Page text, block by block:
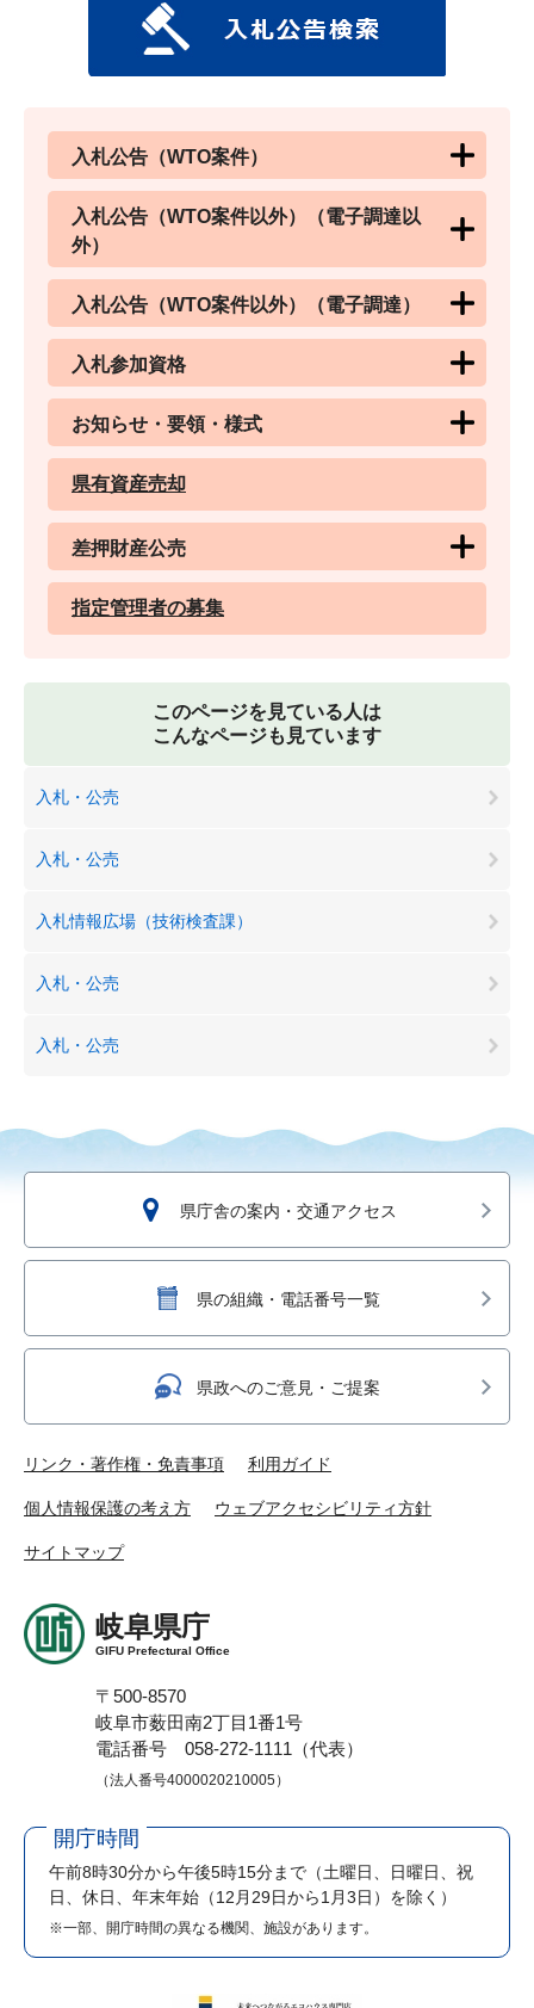
入札公告（WTO案件）
入札公告（WTO案件以外）（電子調達以
外）
入札公告（WTO案件以外）（電子調達）
入札参加資格
お知らせ・要領・様式
県有資産売却
差押財産公売
指定管理者の募集
このページを見ている人は
こんなページも見ています
入札・公売
入札・公売
入札情報広場（技術検査課）
入札・公売
入札・公売
県庁舎の案内・交通アクセス
県の組織・電話番号一覧
県政へのご意見・ご提案
リンク・著作権・免責事項 利用ガイド
個人情報保護の考え方 ウェブアクセシビリティ方針
サイトマップ
岐阜県庁
GIFU Prefectural Office
〒500-8570
岐阜市薮田南2丁目1番1号
電話番号 058-272-1111（代表）
（法人番号4000020210005）
開庁時間
午前8時30分から午後5時15分まで （土曜日、日曜日、祝
日、休日、年末年始（12月29日から1月3日）を除く）
※一部、開庁時間の異なる機関、施設があります。